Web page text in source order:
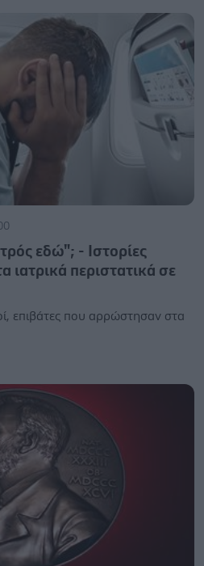
εδώ"; - Ιστορίες
ιατρικά περιστατικά σε
επιβάτες που αρρώστησαν στα